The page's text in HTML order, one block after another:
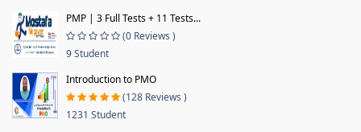
PMP | 3 Full Tests + 11 Tests...
(0 Reviews )
9 Student
Introduction to PMO
(128 Reviews )
1231 Student